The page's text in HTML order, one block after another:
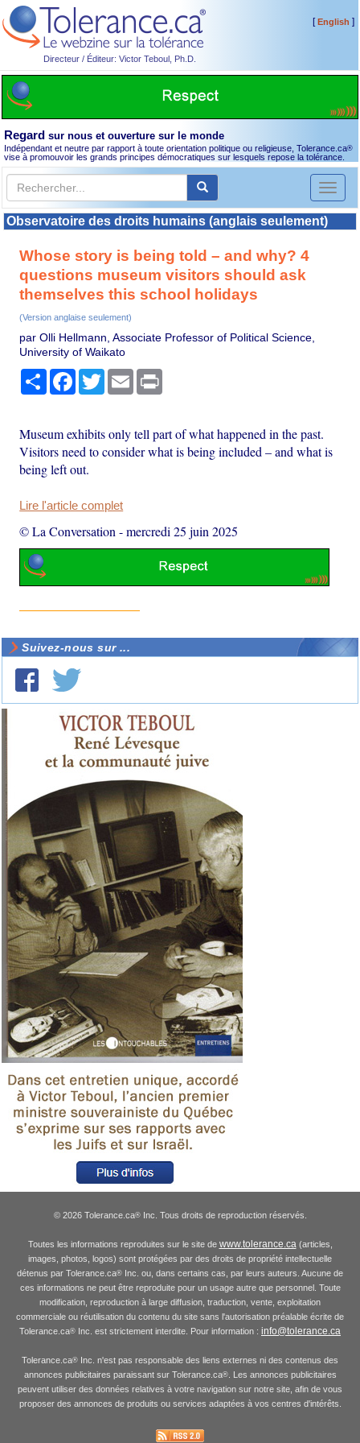
Directeur / Éditeur: Victor Teboul, Ph.D.
[English ]
Regard sur nous et ouverture sur le monde
Indépendant et neutre par rapport à toute orientation politique ou religieuse, Tolerance.ca®
vise à promouvoir les grands principes démocratiques sur lesquels repose la tolérance.
Toggle
Observatoire des droits humains (anglais seulement)
Whose story is being told – and why? 4
questions museum visitors should ask
themselves this school holidays
(Version anglaise seulement)
par Olli Hellmann, Associate Professor of Political Science,
University of Waikato
PartagerFacebook
TwitterEmail
Museum exhibits only tell part of what happened in the past.
Visitors need to consider what is being included – and what is
being left out.
Lire l'article complet
© La Conversation -mercredi 25 juin 2025
Suivez-nous sur ...
© 2026 Tolerance.ca®Inc. Tous droits de reproduction réservés.
Toutes les informations reproduites sur le site de www.tolerance.ca(articles,
images, photos, logos) sont protégées par des droits de propriété intellectuelle
détenus par Tolerance.ca® Inc. ou, dans certains cas, par leurs auteurs. Aucune de
ces informations ne peut être reproduite pour un usage autre que personnel. Toute
modification, reproduction à large diffusion, traduction, vente, exploitation
commerciale ou réutilisation du contenu du site sans l'autorisation préalable écrite de
Tolerance.ca® Inc. est strictement interdite. Pour information : info@tolerance.ca
Tolerance.ca® Inc. n'est pas responsable des liens externes ni des contenus des
annonces publicitaires paraissant sur Tolerance.ca®. Les annonces publicitaires
peuvent utiliser des données relatives à votre navigation sur notre site, afin de vous
proposer des annonces de produits ou services adaptées à vos centres d'intérêts.